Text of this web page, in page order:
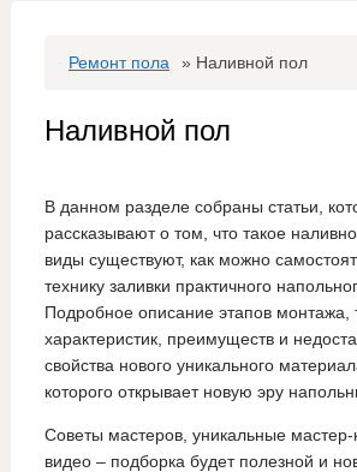
Ремонт пола » Наливной пол
Наливной пол
В данном разделе собраны статьи,
рассказывают о том, что такое
виды существуют, как можно
технику заливки практичного
Подробное описание этапов монтажа,
характеристик, преимуществ и
свойства нового уникального
которого открывает новую эру
Советы мастеров, уникальные
видео – подборка будет полезной и